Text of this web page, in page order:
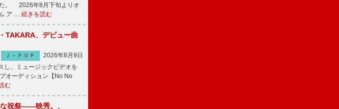
た。 2026年8月下旬よりオ
ア … 続きを読む
TAKARA、デビュー曲
Ｊ－ＰＯＰ
2026年8月9日
し、ミュージックビデオを
オーディション【No No
む
祝祭――映秀。、